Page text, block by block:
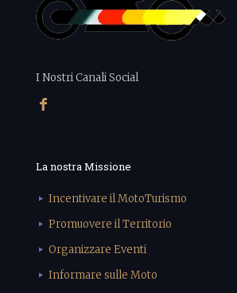
I Nostri Canali Social
La nostra Missione
Incentivare il MotoTurismo
Promuovere il Territorio
Organizzare Eventi
Informare sulle Moto